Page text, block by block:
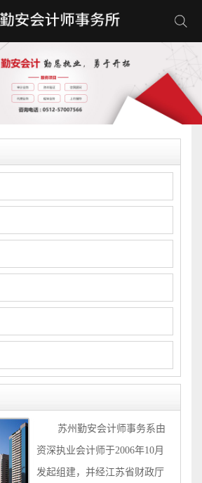
苏州勤安会计师事务系由
资深执业会计师于2006年10月
发起组建，并经江苏省财政厅